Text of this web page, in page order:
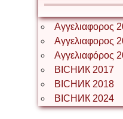
Αγγελιαφορος
Αγγελιαφορος
Αγγελιαφόρος
ВІСНИК 2017
ВІСНИК 2018
ВІСНИК 2024